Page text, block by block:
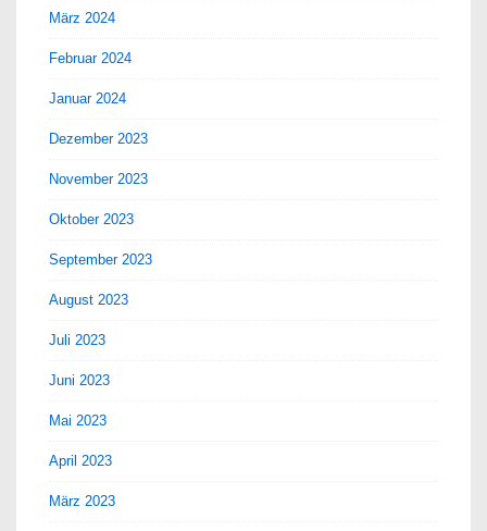
März 2024
Februar 2024
Januar 2024
Dezember 2023
November 2023
Oktober 2023
September 2023
August 2023
Juli 2023
Juni 2023
Mai 2023
April 2023
März 2023